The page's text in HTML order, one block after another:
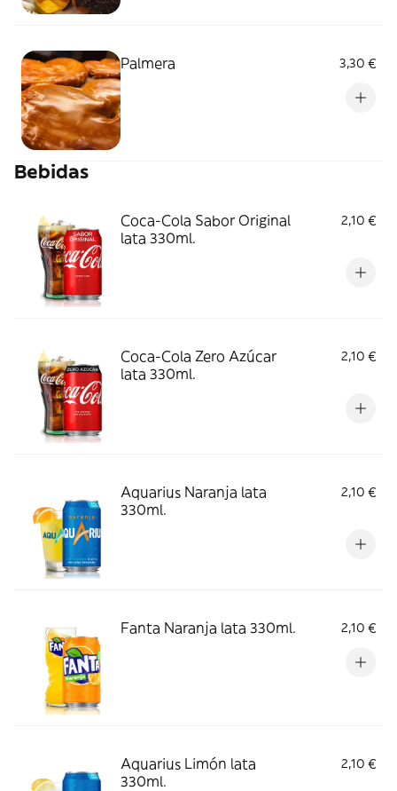
Palmera 3,30 €
Bebidas
Coca-Cola Sabor Original
lata 330ml.
2,10 €
Coca-Cola Zero Azúcar
lata 330ml.
2,10 €
Aquarius Naranja lata
330ml.
2,10 €
Fanta Naranja lata 330ml. 2,10 €
Aquarius Limón lata
330ml.
2,10 €